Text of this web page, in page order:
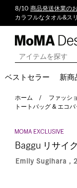
8/10 商品発送休業の
カラフルなタオル&ス
ベストセラー 新商
ホーム ファッシ
トートバッグ & エコバ
Baggu リサイ
Emily Sugihara，